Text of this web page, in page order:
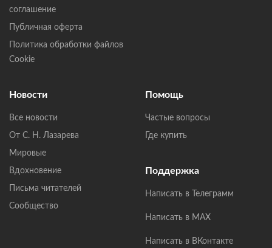
соглашение
Публичная оферта
Политика обработки файлов
Cookie
Новости
Все новости
От С. Н. Лазарева
Мировые
Вдохновение
Письма читателей
Сообщество
Помощь
Частые вопросы
Где купить
Поддержка
Написать в Телеграмм
Написать в MAX
Написать в ВКонтакте